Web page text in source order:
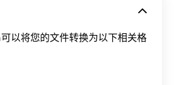
以将您的文件转换为以下相关格